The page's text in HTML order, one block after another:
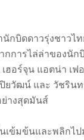
นักบิดดาวรุ่งชาวไ
กการไล่ล่าของนัก
ฮอร์จุน แอตน่า เฟ
ปิยวัฒน์ และ วัชริน
างสุดมันส์
เข้มข้นและพลิกไป